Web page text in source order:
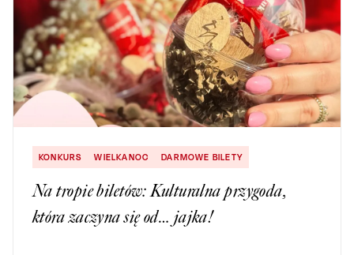
KONKURS WIELKANOC DARMOWE BILETY
Na tropie biletów: Kulturalna przygoda,
która zaczyna się od… jajka!